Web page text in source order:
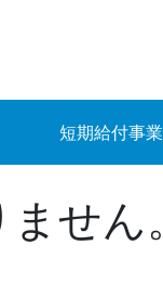
短期給付事業
せん。